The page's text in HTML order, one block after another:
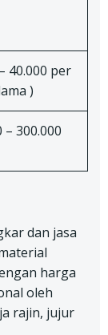
40.000 per
)
– 300.000
dan jasa
harga
oleh
rajin, jujur